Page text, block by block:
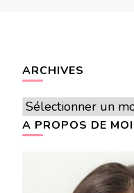
ARCHIVES
Archives
A PROPOS DE